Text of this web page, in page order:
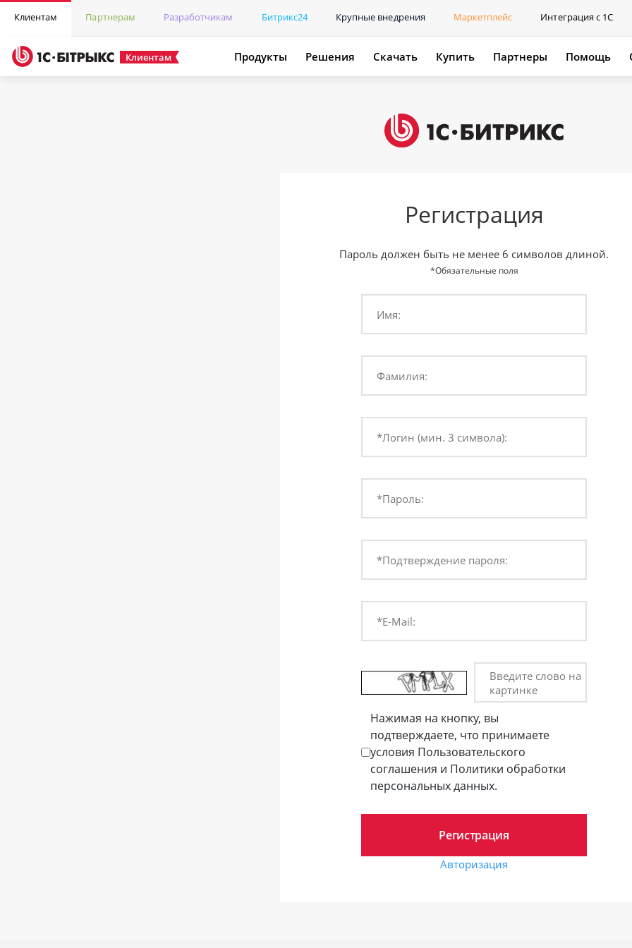
Клиентам Партнерам Разработчикам Битрикс24 Крупные внедрения Маркетплейс Интеграция с 1С
Клиентам Продукты Решения Скачать Купить Партнеры Помощь
Регистрация
Пароль должен быть не менее 6 символов длиной.
*Обязательные поля
Имя:
Фамилия:
*Логин (мин. 3 символа):
*Пароль:
*Подтверждение пароля:
*E-Mail:
Введите слово на
картинке
Нажимая на кнопку, вы
подтверждаете, что принимаете
условия Пользовательского
соглашения и Политики обработки
персональных данных.
Авторизация